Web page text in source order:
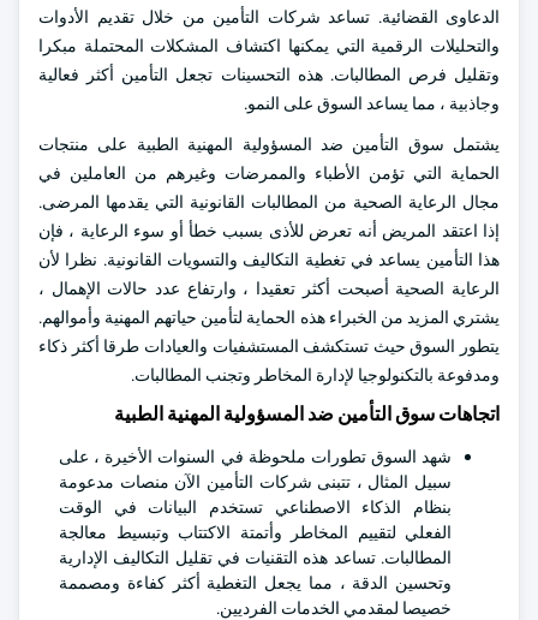
الدعاوى القضائية. تساعد شركات التأمين من خلال تقديم الأدوات
والتحليلات الرقمية التي يمكنها اكتشاف المشكلات المحتملة مبكرا
وتقليل فرص المطالبات. هذه التحسينات تجعل التأمين أكثر فعالية
وجاذبية ، مما يساعد السوق على النمو.
يشتمل سوق التأمين ضد المسؤولية المهنية الطبية على منتجات
الحماية التي تؤمن الأطباء والممرضات وغيرهم من العاملين في
مجال الرعاية الصحية من المطالبات القانونية التي يقدمها المرضى.
إذا اعتقد المريض أنه تعرض للأذى بسبب خطأ أو سوء الرعاية ، فإن
هذا التأمين يساعد في تغطية التكاليف والتسويات القانونية. نظرا لأن
الرعاية الصحية أصبحت أكثر تعقيدا ، وارتفاع عدد حالات الإهمال ،
يشتري المزيد من الخبراء هذه الحماية لتأمين حياتهم المهنية وأموالهم.
يتطور السوق حيث تستكشف المستشفيات والعيادات طرقا أكثر ذكاء
ومدفوعة بالتكنولوجيا لإدارة المخاطر وتجنب المطالبات.
اتجاهات سوق التأمين ضد المسؤولية المهنية الطبية
شهد السوق تطورات ملحوظة في السنوات الأخيرة ، على
سبيل المثال ، تتبنى شركات التأمين الآن منصات مدعومة
بنظام الذكاء الاصطناعي تستخدم البيانات في الوقت
الفعلي لتقييم المخاطر وأتمتة الاكتتاب وتبسيط معالجة
المطالبات. تساعد هذه التقنيات في تقليل التكاليف الإدارية
وتحسين الدقة ، مما يجعل التغطية أكثر كفاءة ومصممة
خصيصا لمقدمي الخدمات الفرديين.